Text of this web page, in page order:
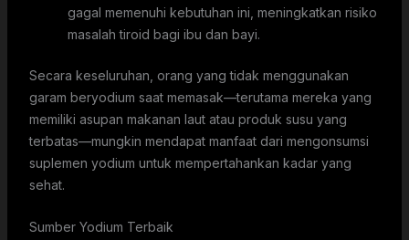
gagal memenuhi kebutuhan ini, meningkatkan risiko
masalah tiroid bagi ibu dan bayi.
Secara keseluruhan, orang yang tidak menggunakan
garam beryodium saat memasak—terutama mereka yang
memiliki asupan makanan laut atau produk susu yang
terbatas—mungkin mendapat manfaat dari mengonsumsi
suplemen yodium untuk mempertahankan kadar yang
sehat.
Sumber Yodium Terbaik